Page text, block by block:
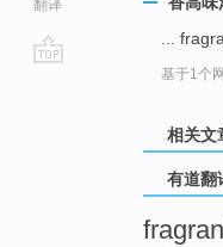
翻译
...
基于1个
相关文
有道翻